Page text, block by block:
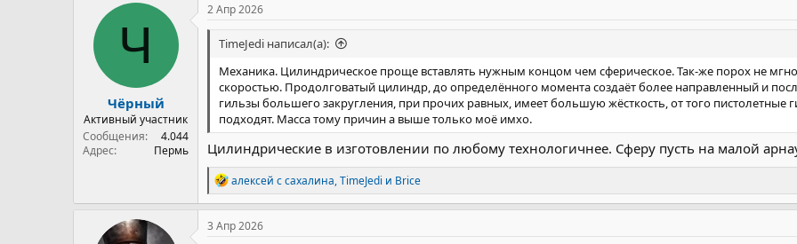
Ч
Чёрный
Активный участник
Сообщения
4.044
Адрес
Пермь
2 Апр 2026
TimeJedi написал(а):
Механика. Цилиндрическое проще вставлять нужным концом чем сферическое. Так-же порох не
скоростью. Продолговатый цилиндр, до определённого момента создаёт более направленный и
гильзы большего закругления, при прочих равных, имеет большую жёсткость, от того пистолетные
подходят. Масса тому причин а выше только моё имхо.
Цилиндрические в изготовлении по любому технологичнее. Сферу пусть на малой
Р
е
а
к
ц
алексей с сахалина,TimeJedi и Brice
3 Апр 2026